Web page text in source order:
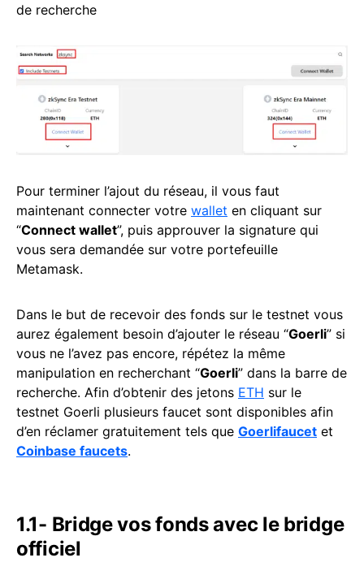
de recherche
Pour terminer l’ajout du réseau, il vous faut
maintenant connecter votre wallet en cliquant sur
“Connect wallet”, puis approuver la signature qui
vous sera demandée sur votre portefeuille
Metamask.
Dans le but de recevoir des fonds sur le testnet vous
aurez également besoin d’ajouter le réseau “Goerli” si
vous ne l’avez pas encore, répétez la même
manipulation en recherchant “Goerli” dans la barre de
recherche. Afin d’obtenir des jetons ETH sur le
testnet Goerli plusieurs faucet sont disponibles afin
d’en réclamer gratuitement tels que Goerlifaucet et
Coinbase faucets.
1.1- Bridge vos fonds avec le bridge
officiel